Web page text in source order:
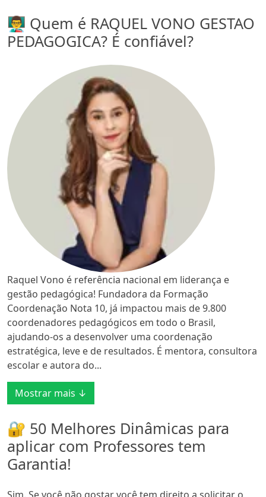
👨‍🏫 Quem é RAQUEL VONO GESTAO
PEDAGOGICA? É confiável?
Raquel Vono é referência nacional em liderança e
gestão pedagógica! Fundadora da Formação
Coordenação Nota 10, já impactou mais de 9.800
coordenadores pedagógicos em todo o Brasil,
ajudando-os a desenvolver uma coordenação
estratégica, leve e de resultados. É mentora, consultora
escolar e autora do...
Mostrar mais ↓
🔐 50 Melhores Dinâmicas para
aplicar com Professores tem
Garantia!